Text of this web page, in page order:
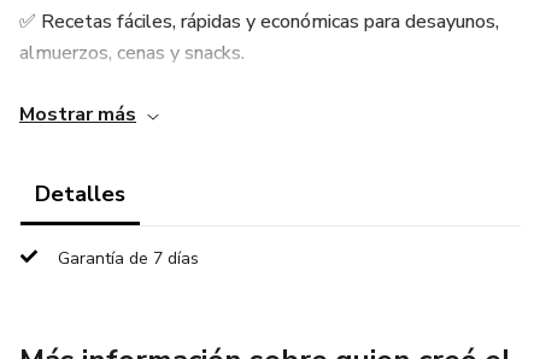
✅ Recetas fáciles, rápidas y económicas para desayunos,
almuerzos, cenas y snacks.
✅ Listas de compras semanales para ahorrar tiempo y
✅ Menús organizados y tips de planificación para que nunca
Mostrar más
Detalles
Garantía de 7 días